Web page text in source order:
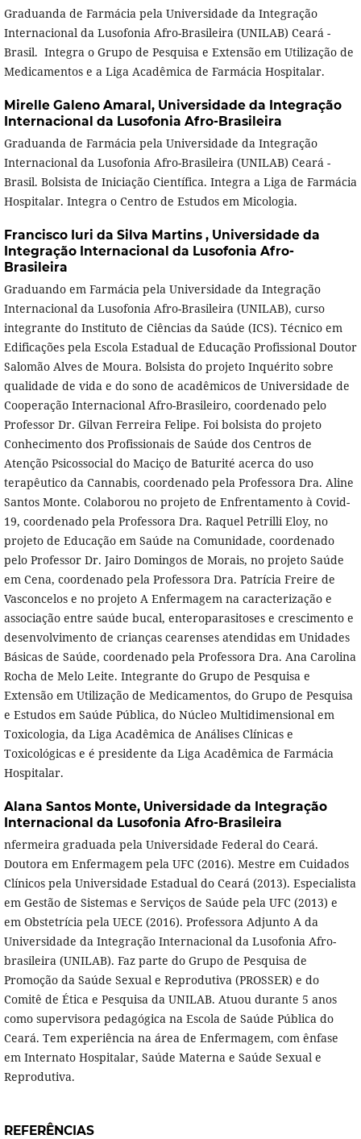
Graduanda de Farmácia pela Universidade da Integração
Internacional da Lusofonia Afro-Brasileira (UNILAB) Ceará -
Brasil. Integra o Grupo de Pesquisa e Extensão em Utilização de
Medicamentos e a Liga Acadêmica de Farmácia Hospitalar.
Mirelle Galeno Amaral, Universidade da Integração
Internacional da Lusofonia Afro-Brasileira
Graduanda de Farmácia pela Universidade da Integração
Internacional da Lusofonia Afro-Brasileira (UNILAB) Ceará -
Brasil. Bolsista de Iniciação Científica. Integra a Liga de Farmácia
Hospitalar. Integra o Centro de Estudos em Micologia.
Francisco Iuri da Silva Martins , Universidade da
Integração Internacional da Lusofonia Afro-
Brasileira
Graduando em Farmácia pela Universidade da Integração
Internacional da Lusofonia Afro-Brasileira (UNILAB), curso
integrante do Instituto de Ciências da Saúde (ICS). Técnico em
Edificações pela Escola Estadual de Educação Profissional Doutor
Salomão Alves de Moura. Bolsista do projeto Inquérito sobre
qualidade de vida e do sono de acadêmicos de Universidade de
Cooperação Internacional Afro-Brasileiro, coordenado pelo
Professor Dr. Gilvan Ferreira Felipe. Foi bolsista do projeto
Conhecimento dos Profissionais de Saúde dos Centros de
Atenção Psicossocial do Maciço de Baturité acerca do uso
terapêutico da Cannabis, coordenado pela Professora Dra. Aline
Santos Monte. Colaborou no projeto de Enfrentamento à Covid-
19, coordenado pela Professora Dra. Raquel Petrilli Eloy, no
projeto de Educação em Saúde na Comunidade, coordenado
pelo Professor Dr. Jairo Domingos de Morais, no projeto Saúde
em Cena, coordenado pela Professora Dra. Patrícia Freire de
Vasconcelos e no projeto A Enfermagem na caracterização e
associação entre saúde bucal, enteroparasitoses e crescimento e
desenvolvimento de crianças cearenses atendidas em Unidades
Básicas de Saúde, coordenado pela Professora Dra. Ana Carolina
Rocha de Melo Leite. Integrante do Grupo de Pesquisa e
Extensão em Utilização de Medicamentos, do Grupo de Pesquisa
e Estudos em Saúde Pública, do Núcleo Multidimensional em
Toxicologia, da Liga Acadêmica de Análises Clínicas e
Toxicológicas e é presidente da Liga Acadêmica de Farmácia
Hospitalar.
Alana Santos Monte, Universidade da Integração
Internacional da Lusofonia Afro-Brasileira
nfermeira graduada pela Universidade Federal do Ceará.
Doutora em Enfermagem pela UFC (2016). Mestre em Cuidados
Clínicos pela Universidade Estadual do Ceará (2013). Especialista
em Gestão de Sistemas e Serviços de Saúde pela UFC (2013) e
em Obstetrícia pela UECE (2016). Professora Adjunto A da
Universidade da Integração Internacional da Lusofonia Afro-
brasileira (UNILAB). Faz parte do Grupo de Pesquisa de
Promoção da Saúde Sexual e Reprodutiva (PROSSER) e do
Comitê de Ética e Pesquisa da UNILAB. Atuou durante 5 anos
como supervisora pedagógica na Escola de Saúde Pública do
Ceará. Tem experiência na área de Enfermagem, com ênfase
em Internato Hospitalar, Saúde Materna e Saúde Sexual e
Reprodutiva.
REFERÊNCIAS